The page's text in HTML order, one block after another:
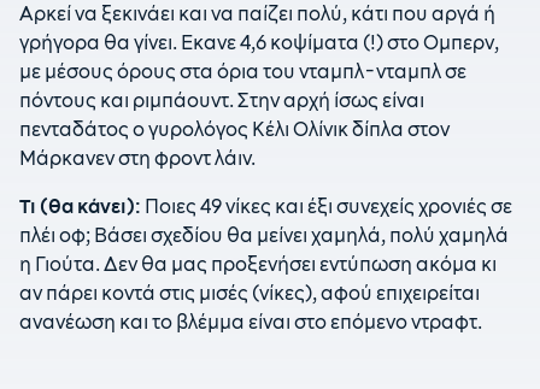
Αρκεί να ξεκινάει και να παίζει πολύ, κάτι που αργά ή
γρήγορα θα γίνει. Εκανε 4,6 κοψίματα (!) στο Ομπερν,
με μέσους όρους στα όρια του νταμπλ-νταμπλ σε
πόντους και ριμπάουντ. Στην αρχή ίσως είναι
πενταδάτος ο γυρολόγος Κέλι Ολίνικ δίπλα στον
Μάρκανεν στη φροντ λάιν.
Τι (θα κάνει): Ποιες 49 νίκες και έξι συνεχείς χρονιές σε
πλέι οφ; Βάσει σχεδίου θα μείνει χαμηλά, πολύ χαμηλά
η Γιούτα. Δεν θα μας προξενήσει εντύπωση ακόμα κι
αν πάρει κοντά στις μισές (νίκες), αφού επιχειρείται
ανανέωση και το βλέμμα είναι στο επόμενο ντραφτ.